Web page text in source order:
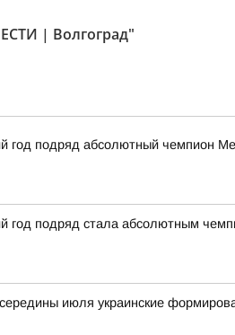
| Волгоград"
год подряд абсолютный чемпион
год подряд стала абсолютным
июля украинские